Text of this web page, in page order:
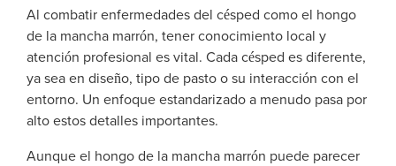
Al combatir enfermedades del césped como el hongo
de la mancha marrón, tener conocimiento local y
atención profesional es vital. Cada césped es diferente,
ya sea en diseño, tipo de pasto o su interacción con el
entorno. Un enfoque estandarizado a menudo pasa por
alto estos detalles importantes.
Aunque el hongo de la mancha marrón puede parecer